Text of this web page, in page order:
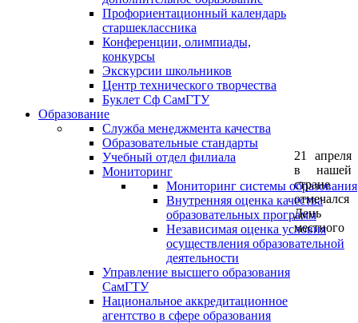
Профориентационный календарь
старшеклассника
Конференции, олимпиады,
конкурсы
Экскурсии школьников
Центр технического творчества
Буклет Сф СамГТУ
Образование
Служба менеджмента качества
Образовательные стандарты
Учебный отдел филиала
Мониторинг
Мониторинг системы образования
Внутренняя оценка качества
образовательных программ
Независимая оценка условия
осуществления образовательной
деятельности
Управление высшего образования
СамГТУ
Национальное аккредитационное
агентство в сфере образования
21 апреля
в нашей
стране
отмечался
День
местного